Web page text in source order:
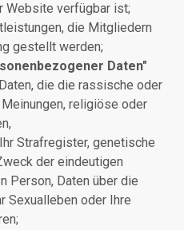
Website verfügbar ist;
die Mitgliedern
gestellt werden;
Daten"
die die rassische oder
religiöse oder
Strafregister, genetische
der eindeutigen
Person, Daten über die
Sexualleben oder Ihre